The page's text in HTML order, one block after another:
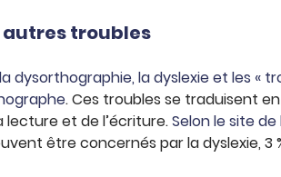
troubles
la dysorthographie, la dyslexie et les «
. Ces troubles se traduisent
lecture et de l’écriture.Selon le site
être concernés par la dyslexie, 3